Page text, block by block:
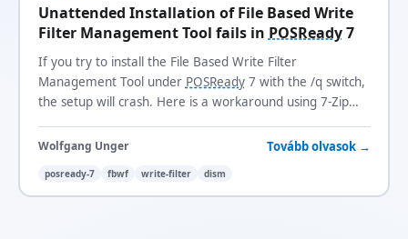
Unattended Installation of File Based Write
Filter Management Tool fails in POSReady7
If you try to install the File Based Write Filter
Management Tool under POSReady7 with the /q switch,
the setup will crash. Here is a workaround using 7-Zip
Wolfgang Unger Tovább olvasok →
posready-7 fbwf write-filter dism